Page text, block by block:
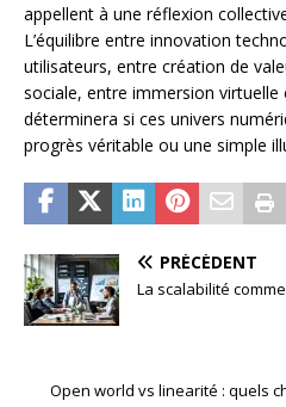
appellent à une réflexion
L’équilibre entre innovation
utilisateurs, entre création de
sociale, entre immersion virtuelle
déterminera si ces univers
progrès véritable ou une simple
PRÉCÉDENT
La scalabilité
Open world vs linearité : quels